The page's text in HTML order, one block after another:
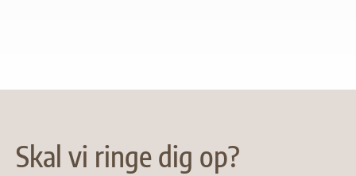
Skal vi ringe dig op?